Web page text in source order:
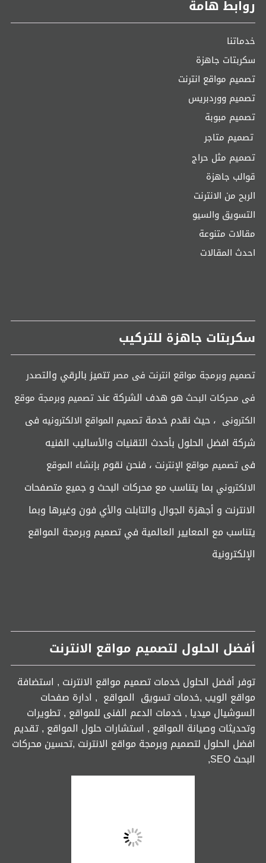
روابط هامة
خدماتنا
سكربتات جاهزة
تصميم مواقع انترنت
تصميم ووردبريس
تصميم مبوبة
تصميم متاجر
تصميم مثل حراج
قوالب جاهزة
الربح من الانترنت
التسويق والسيو
مقالات متنوعة
احدث المقالات
سكربتات جاهزة للتركيب
تصميم وبرمجة مواقع انترنت فى مصرتتميز بالرقي والتصدر
فى محركات البحث هو هدف الشركة عندتصميم وبرمجة موقع
الكترونى ، حيث نقدم خدمة تصميم المواقع الالكترونيه فى
شركة افضل الحلول بأحدث التقنيات والأساليب الفنيه
فى تصميم مواقع الإنترنت ، فنحن نقوم بإنشاء الموقع
الالكتروني بما يتناسب مع محركات البحث و جميع متصفحات
الانترنت و أجهزة الجوال والتابلت والأي فون وغيرها وبما
يتناسب مع المعايير العالمية في تصميم وبرمجة المواقع
الإلكترونية
أفضل الحلول لتصميم مواقع الانترنت
توفر أفضل الحلول خدمات تصميم مواقع الانترنت , استضافة
مواقع الويب ,خدمات تسويق المواقع , ادارة صفحات
السوشيال ميديا , خدمات الدعم الفنى للمواقع , تطويرات
وتحديثات وصيانة المواقع , استشارات حلول المواقع , تقديم
افضل الحلول لتصميم وبرمجة مواقع الانترنت ,تحسين محركات
البحث SEO,